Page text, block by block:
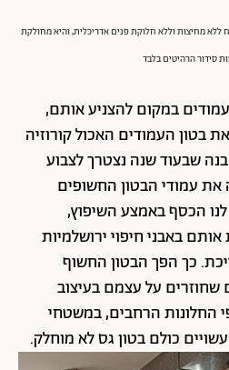
מחיצות וללא חלוקת פנים אדריכלית, והיא מחולקת
סידור הרהיטים בלבד
במקום להצניע אותם,
בטון העמודים האכול קורוזיה
שבעוד שנה נצטרך לצבוע
עמודי הבטון החשופים
הכסף באמצע השיפוץ,
באבני חיפוי ירושלמיות
כך הפך הבטון החשוף
על עצמם בעיצוב
החלונות הרחבים, במשטחי
כולם בטון גס לא מוחלק.